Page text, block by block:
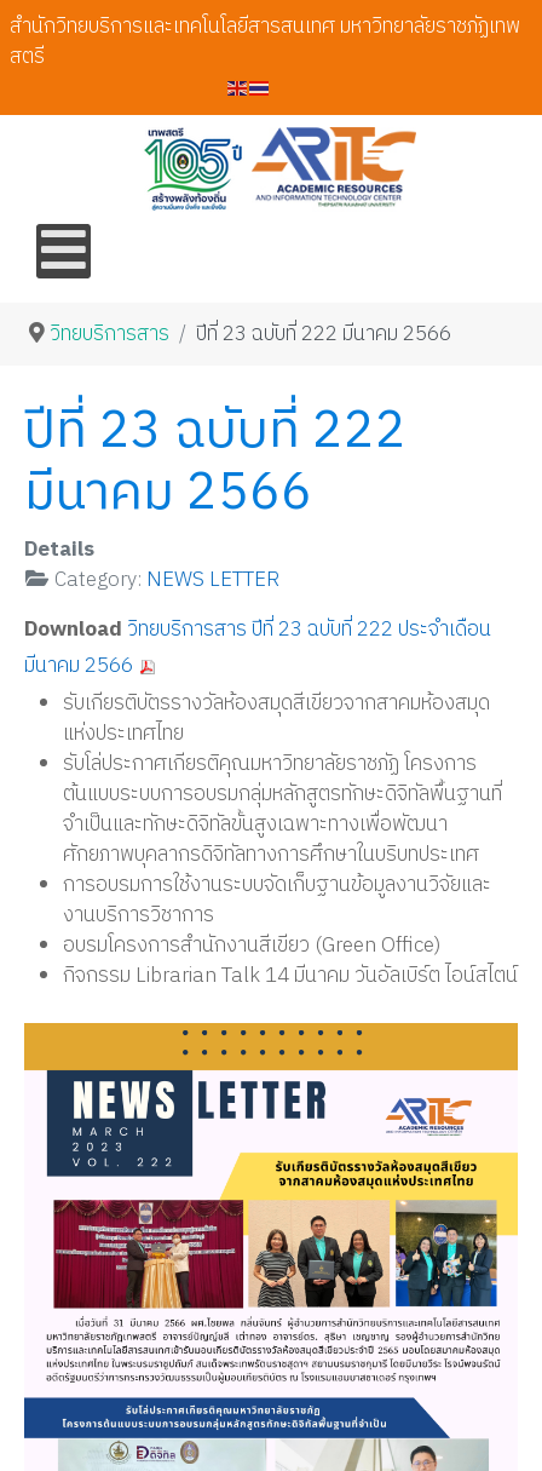
สำนักวิทยบริการและเทคโนโลยีสารสนเทศ มหาวิทยาลัยราชภัฏเทพ
สตรี
วิทยบริการสาร ปีที่ 23 ฉบับที่ 222 มีนาคม 2566
ปีที่ 23 ฉบับที่ 222
มีนาคม 2566
Details
Category: NEWS LETTER
Download วิทยบริการสาร ปีที่ 23 ฉบับที่ 222 ประจำเดือน
มีนาคม 2566
รับเกียรติบัตรรางวัลห้องสมุดสีเขียวจากสาคมห้องสมุด
แห่งประเทศไทย
รับโล่ประกาศเกียรติคุณมหาวิทยาลัยราชภัฏ โครงการ
ต้นแบบระบบการอบรมกลุ่มหลักสูตรทักษะดิจิทัลพื้นฐานที่
จำเป็นและทักษะดิจิทัลขั้นสูงเฉพาะทางเพื่อพัฒนา
ศักยภาพบุคลากรดิจิทัลทางการศึกษาในบริบทประเทศ
การอบรมการใช้งานระบบจัดเก็บฐานข้อมูลงานวิจัยและ
งานบริการวิชาการ
อบรมโครงการสำนักงานสีเขียว (Green Office)
กิจกรรม Librarian Talk 14 มีนาคม วันอัลเบิร์ต ไอน์สไตน์